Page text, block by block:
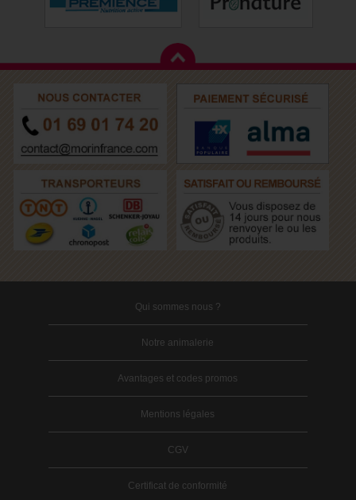
Qui sommes nous ?
Notre animalerie
Avantages et codes promos
Mentions légales
CGV
Certificat de conformité